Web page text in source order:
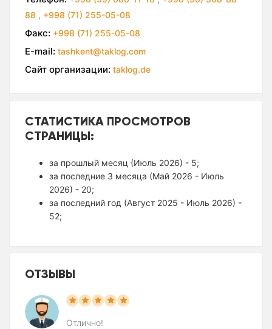
88 , +998 (71) 255-05-08
Факс: +998 (71) 255-05-08
E-mail: tashkent@taklog.com
Сайт организации: taklog.de
СТАТИСТИКА ПРОСМОТРОВ
СТРАНИЦЫ:
за прошлый месяц (Июль 2026) - 5;
за последние 3 месяца (Май 2026 - Июль
2026) - 20;
за последний год (Август 2025 - Июль 2026) -
52;
ОТЗЫВЫ
Отлично!